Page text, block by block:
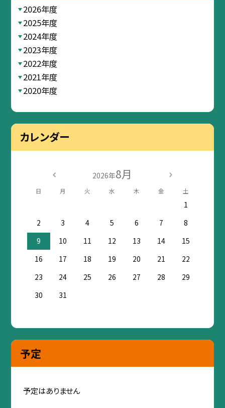
2026年度
2025年度
2024年度
2023年度
2022年度
2021年度
2020年度
カレンダー
2026年8月
日 月 火 水 木 金 土
1
2
3 4 5 6 7
8
9
10 11 12 13 14
15
16
17 18 19 20 21
22
23
24 25 26 27 28
29
30
31
予定
予定はありません